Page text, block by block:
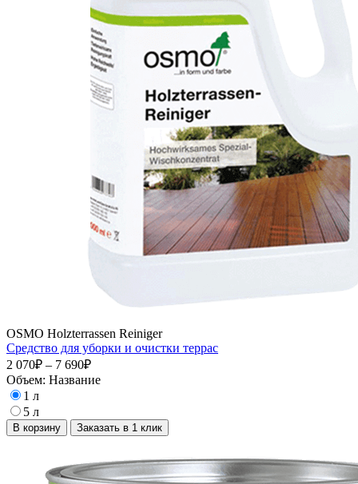
OSMO Holzterrassen Reiniger
Средство для уборки и очистки террас
2 070₽ – 7 690₽
Объем: Название
1 л
5 л
В корзину Заказать в 1 клик